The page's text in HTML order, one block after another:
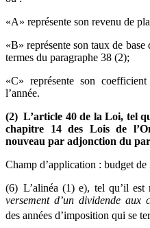
«A» représente son revenu de
«B» représente son taux de
termes du paragraphe 38 (2);
«C» représente son
l’année.
(2) L’article 40 de la Loi, tel
chapitre 14 des Lois de
nouveau par adjonction du
Champ d’application : budget de
(6) L’alinéa (1) e), tel qu’il est
versement d’un dividende aux
des années d’imposition qui se